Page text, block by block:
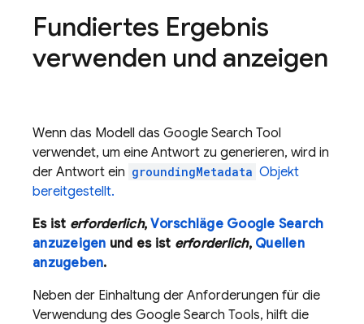
Fundiertes Ergebnis
verwenden und anzeigen
Wenn das Modell das Google Search Tool
verwendet, um eine Antwort zu generieren, wird in
der Antwort ein groundingMetadata Objekt
bereitgestellt.
Es ist erforderlich,Vorschläge Google Search
anzuzeigen und es ist erforderlich, Quellen
anzugeben.
Neben der Einhaltung der Anforderungen für die
Verwendung des Google Search Tools, hilft die